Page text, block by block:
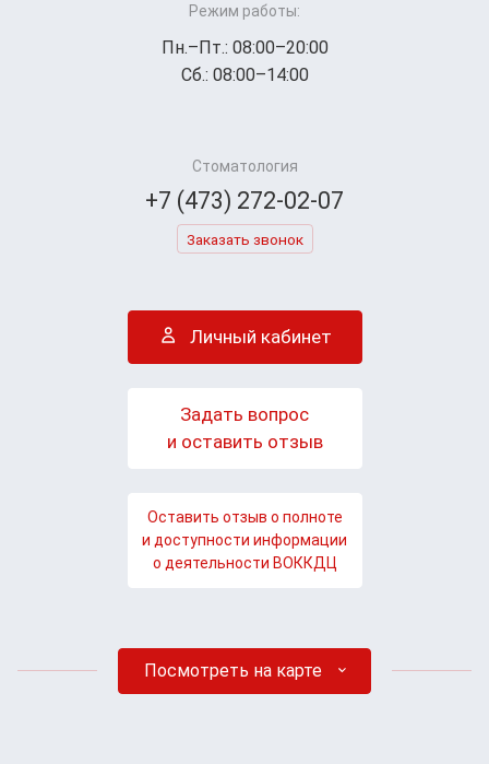
Режим работы:
Пн.–Пт.: 08:00–20:00
Сб.: 08:00–14:00
Стоматология
+7 (473) 272-02-07
Заказать звонок
Личный кабинет
Задать вопрос
и оставить отзыв
Оставить отзыв о полноте
и доступности информации
о деятельности ВОККДЦ
Посмотреть на карте